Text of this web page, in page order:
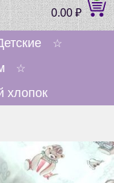
0.00₽
☆
☆
хлопок